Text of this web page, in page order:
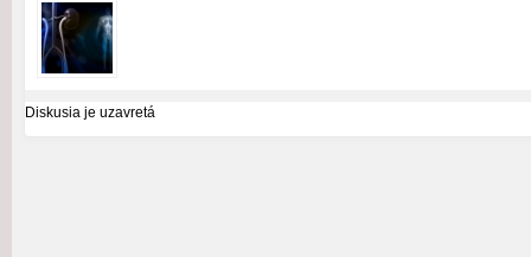
Diskusia je uzavretá